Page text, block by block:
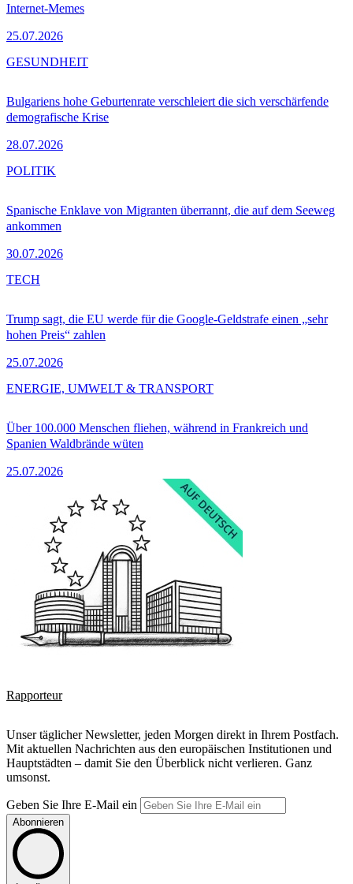
Internet-Memes
25.07.2026
Bulgariens hohe Geburtenrate verschleiert die sich verschärfende
demografische Krise
28.07.2026
GESUNDHEIT
Spanische Enklave von Migranten überrannt, die auf dem Seeweg
ankommen
30.07.2026
POLITIK
Trump sagt, die EU werde für die Google-Geldstrafe einen „sehr
hohen Preis“ zahlen
25.07.2026
TECH
Über 100.000 Menschen fliehen, während in Frankreich und
Spanien Waldbrände wüten
25.07.2026
ENERGIE, UMWELT & TRANSPORT
Rapporteur
Unser täglicher Newsletter, jeden Morgen direkt in Ihrem Postfach.
Mit aktuellen Nachrichten aus den europäischen Institutionen und
Hauptstädten – damit Sie den Überblick nicht verlieren. Ganz
umsonst.
Geben Sie Ihre E-Mail ein
Abonnieren